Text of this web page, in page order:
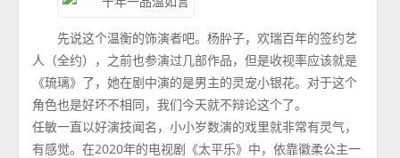
先说这个温衡的饰演者吧。杨肸子，欢瑞百年的签约艺
人（全约），之前也参演过几部作品，但是收视率应该就是
《琉璃》了，她在剧中演的是男主的灵宠小银花。对于这个
角色也是好坏不相同，我们今天就不辩论这个了。
任敏一直以好演技闻名，小小岁数演的戏里就非常有灵气，
有感觉。在2020年的电视剧《太平乐》中，依靠徽柔公主一